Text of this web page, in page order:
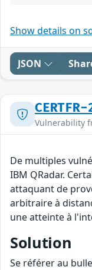
Show details on
JSON
Vulnerability
De multiples
IBM QRadar.
attaquant de
arbitraire à
une atteinte à
Solution
Se référer au